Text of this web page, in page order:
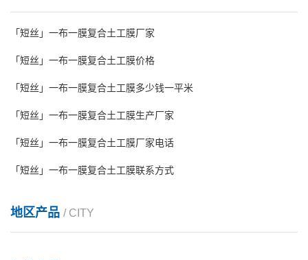
「短丝」一布一膜复合土工膜厂家
「短丝」一布一膜复合土工膜价格
「短丝」一布一膜复合土工膜多少钱一平米
「短丝」一布一膜复合土工膜生产厂家
「短丝」一布一膜复合土工膜厂家电话
「短丝」一布一膜复合土工膜联系方式
地区产品 / CITY